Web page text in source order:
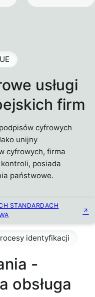
usługi
firm
cyfrowych
unijny
cyfrowych, firma
posiada
państwowe.
STANDARDACH
identyfikacji
-
obsługa